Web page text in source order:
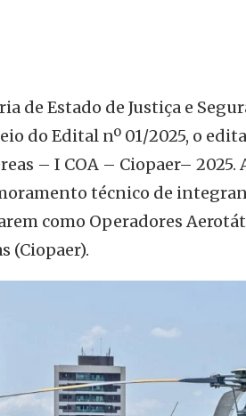
de Estado de Justiça e
do Edital nº 01/2025, o
– I COA – Ciopaer–
técnico de
como Operadores
(Ciopaer).